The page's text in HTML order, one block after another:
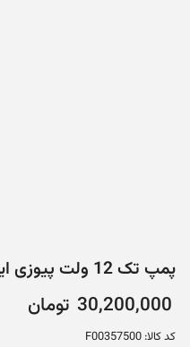
پمپ تک 12 ولت پیوزی ایتالیا – F00357500
30,200,000 تومان
کد کالا: F00357500